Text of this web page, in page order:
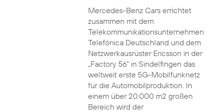
Mercedes-Benz Cars errichtet
zusammen mit dem
Telekommunikationsunternehmen
Telefónica Deutschland und dem
Netzwerkausrüster Ericsson in der
„Factory 56“ in Sindelfingen das
weltweit erste 5G-Mobilfunknetz
für die Automobilproduktion. In
einem über 20.000 m2 großen
Bereich wird der